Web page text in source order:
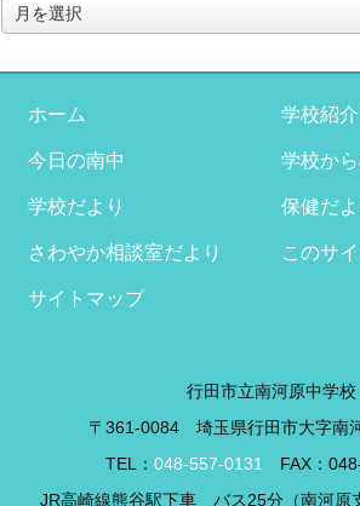
ア
ー
イ
ホーム 学校紹介
今日の南中 学校か
学校だより 保健だよ
さわやか相談室だより このサ
サイトマップ
行田市立南河原中学校
〒361-0084 埼玉県行田市大字南
TEL： 048-557-0131
FAX：
JR高崎線熊谷駅下車 バス25分（南河原